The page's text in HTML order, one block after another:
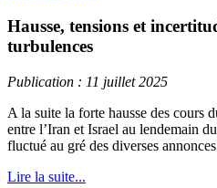
Hausse, tensions et
turbulences
Publication : 11 juillet 2025
A la suite la forte hausse des cours
entre l’Iran et Israel au lendemain
fluctué au gré des diverses
Lire la suite...